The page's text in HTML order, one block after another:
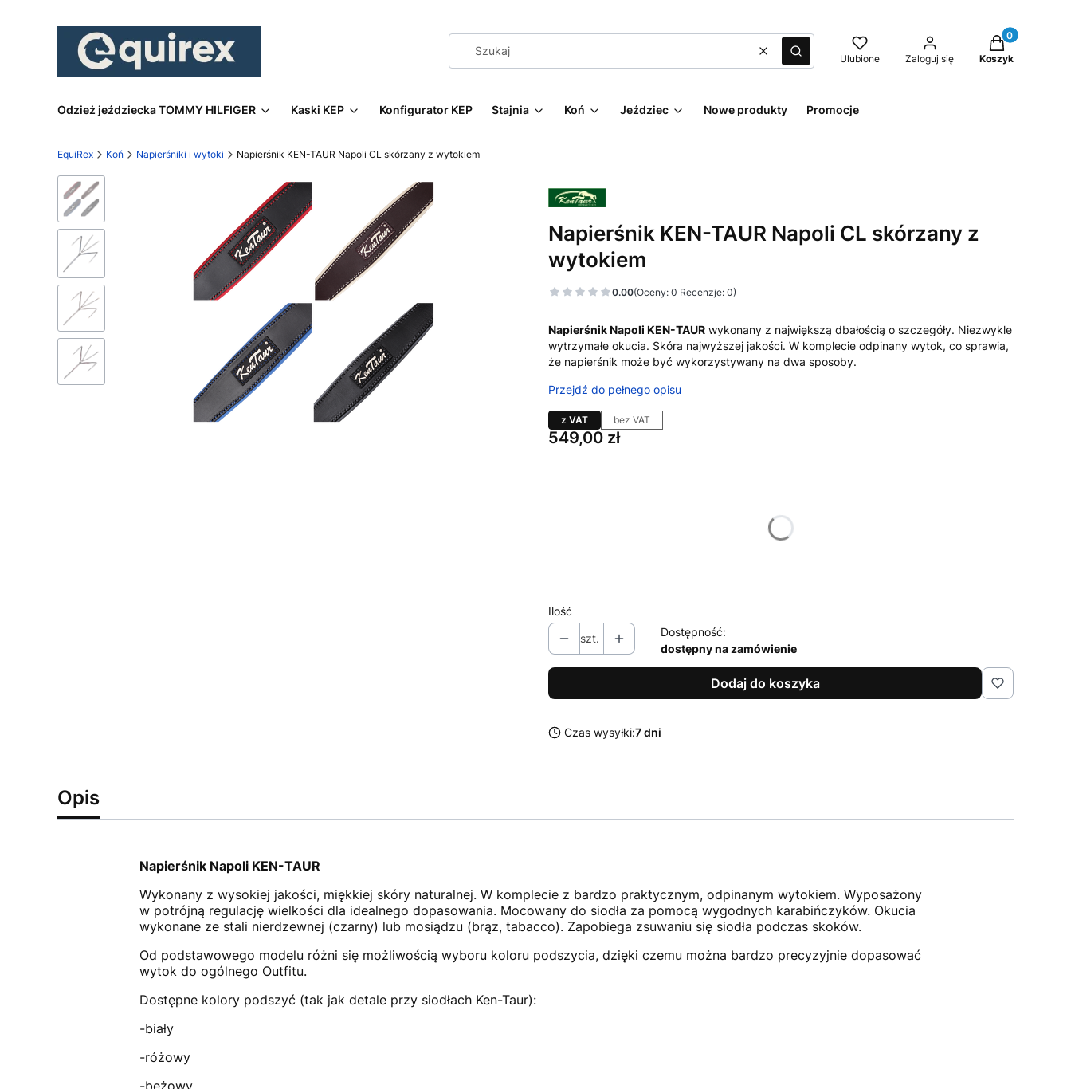
WyczyśćSzukaj Ulubione Zaloguj się
Produkty w
Koszyk
Odzież jeździecka TOMMY HILFIGER Kaski KEP Konfigurator KEP Stajnia Koń Jeździec Nowe produkty Promocje
EquiRex Koń Napierśniki i wytoki Napierśnik KEN-TAUR Napoli CL skórzany z wytokiem
Napierśnik KEN-TAUR Napoli CL skórzany z
wytokiem
0.00(Oceny: 0 Recenzje: 0)
Napierśnik Napoli KEN-TAUR wykonany z największą dbałością o szczegóły. Niezwykle
wytrzymałe okucia. Skóra najwyższej jakości. W komplecie odpinany wytok, co sprawia,
że napierśnik może być wykorzystywany na dwa sposoby.
Przejdź do pełnego opisu
z VAT bez VAT
Cena
549,00 zł
Ilość
szt.
Dostępność:
dostępny na zamówienie
Dodaj do koszyka
Czas wysyłki:7 dni
Opis
Napierśnik Napoli KEN-TAUR
Wykonany z wysokiej jakości, miękkiej skóry naturalnej. W komplecie z bardzo praktycznym, odpinanym wytokiem. Wyposażony
w potrójną regulację wielkości dla idealnego dopasowania. Mocowany do siodła za pomocą wygodnych karabińczyków. Okucia
wykonane ze stali nierdzewnej (czarny) lub mosiądzu (brąz, tabacco). Zapobiega zsuwaniu się siodła podczas skoków.
Od podstawowego modelu różni się możliwością wyboru koloru podszycia, dzięki czemu można bardzo precyzyjnie dopasować
wytok do ogólnego Outfitu.
Dostępne kolory podszyć (tak jak detale przy siodłach Ken-Taur):
-biały
-różowy
-beżowy